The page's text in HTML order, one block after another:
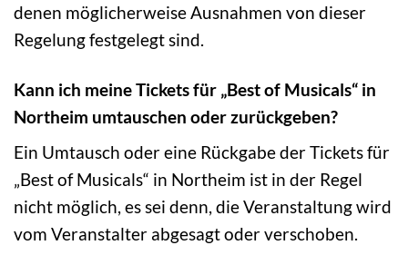
denen möglicherweise Ausnahmen von dieser
Regelung festgelegt sind.
Kann ich meine Tickets für „Best of Musicals“ in
Northeim umtauschen oder zurückgeben?
Ein Umtausch oder eine Rückgabe der Tickets für
„Best of Musicals“ in Northeim ist in der Regel
nicht möglich, es sei denn, die Veranstaltung wird
vom Veranstalter abgesagt oder verschoben.